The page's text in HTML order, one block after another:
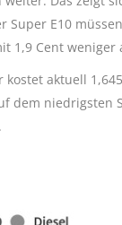
Super E10
Cent weniger
aktuell
dem niedrigsten